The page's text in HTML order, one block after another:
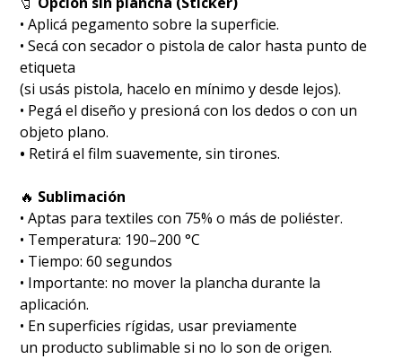
• Aplicá pegamento sobre la superficie.
• Secá con secador o pistola de calor hasta punto de
etiqueta
(si usás pistola, hacelo en mínimo y desde lejos).
• Pegá el diseño y presioná con los dedos o con un
objeto plano.
• Retirá el film suavemente, sin tirones.
🔥 Sublimación
•⁠ ⁠Aptas para textiles con 75% o más de poliéster.
•⁠ ⁠Temperatura: 190–200 °C
•⁠ ⁠Tiempo: 60 segundos
•⁠ ⁠Importante: no mover la plancha durante la
aplicación.
•⁠ ⁠En superficies rígidas, usar previamente
un producto sublimable si no lo son de origen.